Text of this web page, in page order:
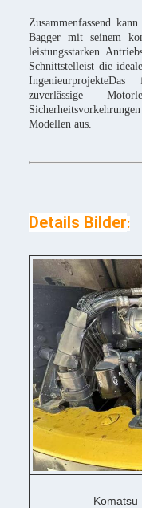
Zusammenfassend
Bagger mit seinem
leistungsstarken
Schnittstelleist die
zuverlässige
Modellen aus.
Details Bilder:
Komatsu